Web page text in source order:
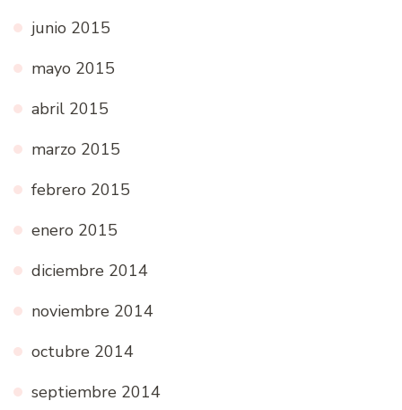
junio 2015
mayo 2015
abril 2015
marzo 2015
febrero 2015
enero 2015
diciembre 2014
noviembre 2014
octubre 2014
septiembre 2014